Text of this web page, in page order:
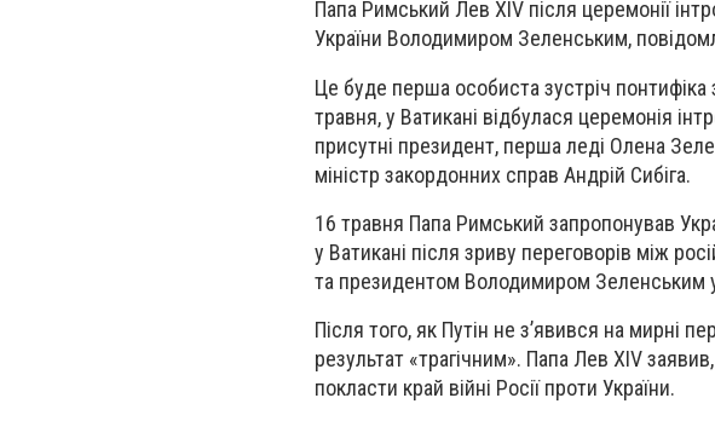
Папа Римський Лев XIV після церемонії
України Володимиром Зеленським,
Це буде перша особиста зустріч
травня, у Ватикані відбулася церемонія
присутні президент, перша леді Олена
міністр закордонних справ Андрій Сибіга.
16 травня Папа Римський запропонував
у Ватикані після зриву переговорів між
та президентом Володимиром Зеленським
Після того, як Путін не з’явився на мирні
результат «трагічним». Папа Лев XIV
покласти край війні Росії проти України.